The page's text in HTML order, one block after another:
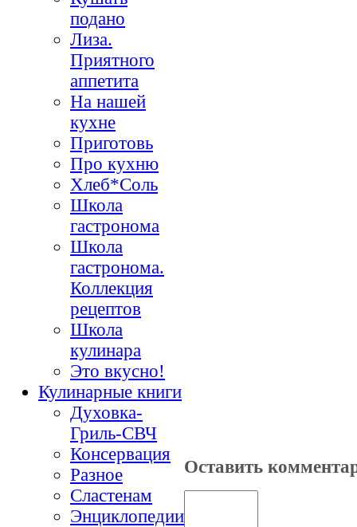
подано
Лиза.
Приятного
аппетита
На нашей
кухне
Приготовь
Про кухню
Хлеб*Соль
Школа
гастронома
Школа
гастронома.
Коллекция
рецептов
Школа
кулинара
Это вкусно!
Кулинарные книги
Духовка-
Гриль-СВЧ
Консервация
Разное
Сластенам
Энциклопедии
Оставить